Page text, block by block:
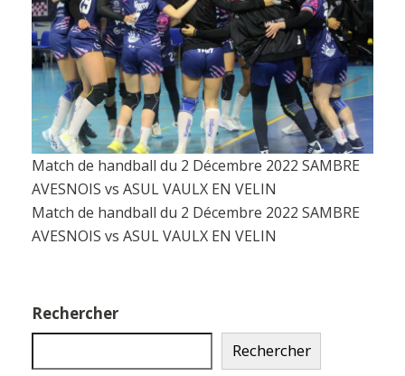
Match de handball du 2 Décembre 2022 SAMBRE
AVESNOIS vs ASUL VAULX EN VELIN
Match de handball du 2 Décembre 2022 SAMBRE
AVESNOIS vs ASUL VAULX EN VELIN
Rechercher
Rechercher